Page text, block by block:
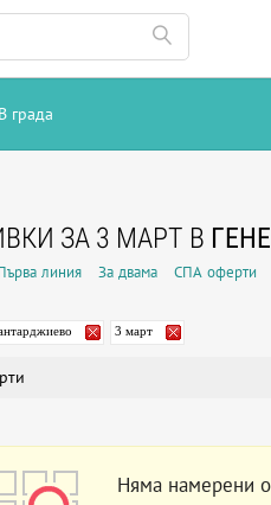
В града
ЗА 3 МАРТ В
линия За двама СПА оферти
3 март
Няма намерени